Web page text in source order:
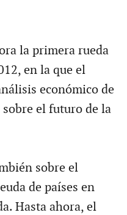
la primera rueda
en la que el
económico de
el futuro de la
sobre el
de países en
Hasta ahora, el